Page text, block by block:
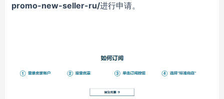
promo-new-seller-ru/进行申请。